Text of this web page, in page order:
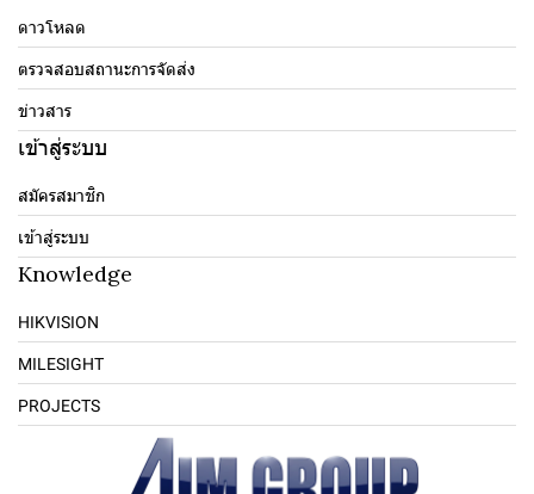
ดาวโหลด
ตรวจสอบสถานะการจัดส่ง
ข่าวสาร
เข้าสู่ระบบ
สมัครสมาชิก
เข้าสู่ระบบ
Knowledge
HIKVISION
MILESIGHT
PROJECTS